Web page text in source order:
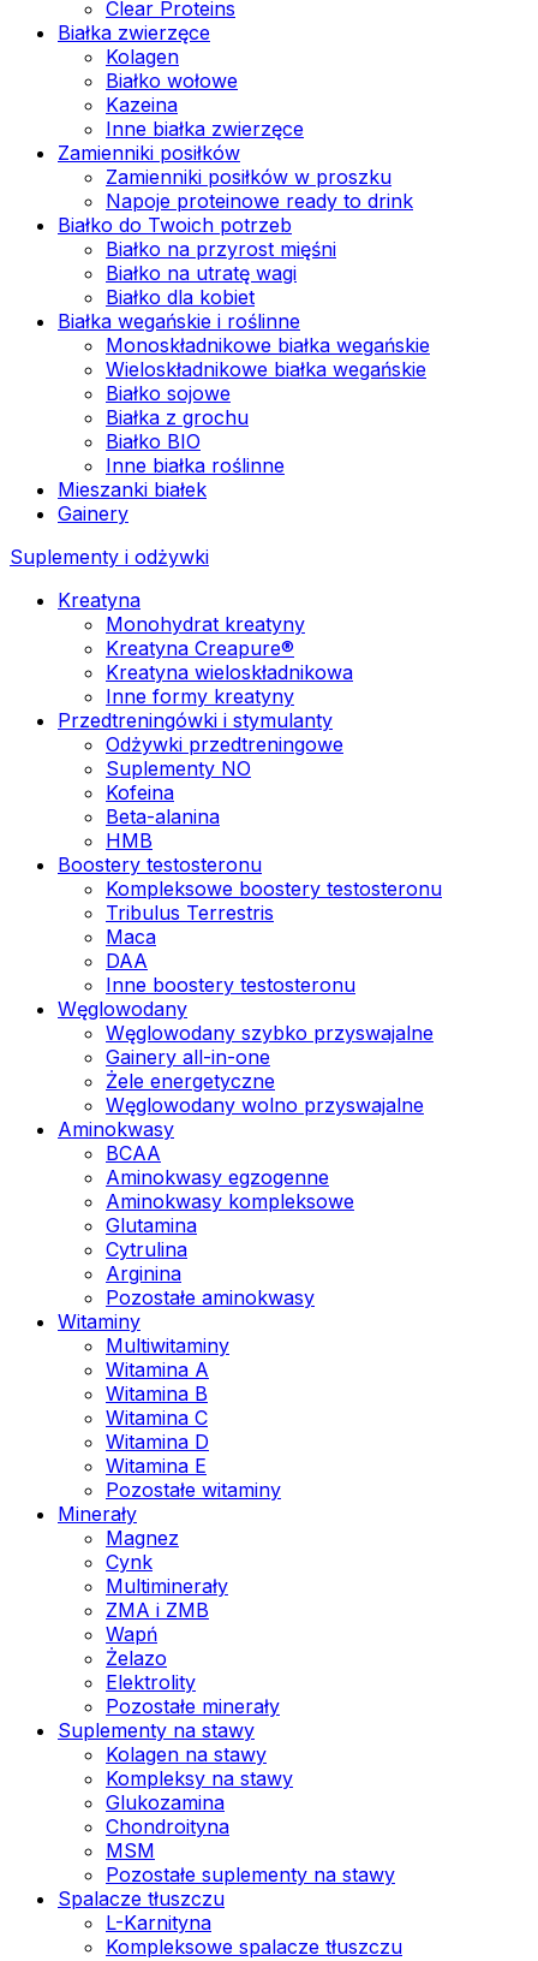
Clear Proteins
Białka zwierzęce
Kolagen
Białko wołowe
Kazeina
Inne białka zwierzęce
Zamienniki posiłków
Zamienniki posiłków w proszku
Napoje proteinowe ready to drink
Białko do Twoich potrzeb
Białko na przyrost mięśni
Białko na utratę wagi
Białko dla kobiet
Białka wegańskie i roślinne
Monoskładnikowe białka wegańskie
Wieloskładnikowe białka wegańskie
Białko sojowe
Białka z grochu
Białko BIO
Inne białka roślinne
Mieszanki białek
Gainery
Suplementy i odżywki
Kreatyna
Monohydrat kreatyny
Kreatyna Creapure®
Kreatyna wieloskładnikowa
Inne formy kreatyny
Przedtreningówki i stymulanty
Odżywki przedtreningowe
Suplementy NO
Kofeina
Beta-alanina
HMB
Boostery testosteronu
Kompleksowe boostery testosteronu
Tribulus Terrestris
Maca
DAA
Inne boostery testosteronu
Węglowodany
Węglowodany szybko przyswajalne
Gainery all-in-one
Żele energetyczne
Węglowodany wolno przyswajalne
Aminokwasy
BCAA
Aminokwasy egzogenne
Aminokwasy kompleksowe
Glutamina
Cytrulina
Arginina
Pozostałe aminokwasy
Witaminy
Multiwitaminy
Witamina A
Witamina B
Witamina C
Witamina D
Witamina E
Pozostałe witaminy
Minerały
Magnez
Cynk
Multiminerały
ZMA i ZMB
Wapń
Żelazo
Elektrolity
Pozostałe minerały
Suplementy na stawy
Kolagen na stawy
Kompleksy na stawy
Glukozamina
Chondroityna
MSM
Pozostałe suplementy na stawy
Spalacze tłuszczu
L-Karnityna
Kompleksowe spalacze tłuszczu